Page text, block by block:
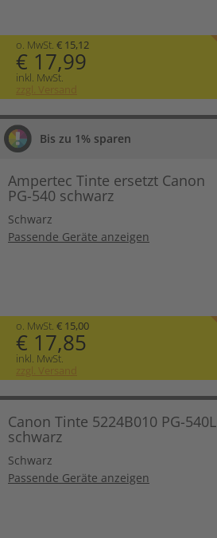
o. MwSt. € 15,12
€ 17,99
inkl. MwSt.
zzgl. Versand
Bis zu 1% sparen
Ampertec Tinte ersetzt Canon
PG-540 schwarz
Schwarz
Passende Geräte anzeigen
o. MwSt. € 15,00
€ 17,85
inkl. MwSt.
zzgl. Versand
Canon Tinte 5224B010 PG-540L
schwarz
Schwarz
Passende Geräte anzeigen